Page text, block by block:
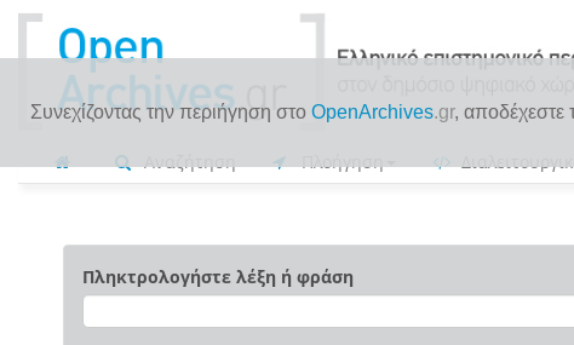
Συνεχίζοντας την περιήγηση στο OpenArchives.gr, αποδέχεστε
Αναζήτηση Πλοήγηση
Πληκτρολογήστε λέξη ή φράση